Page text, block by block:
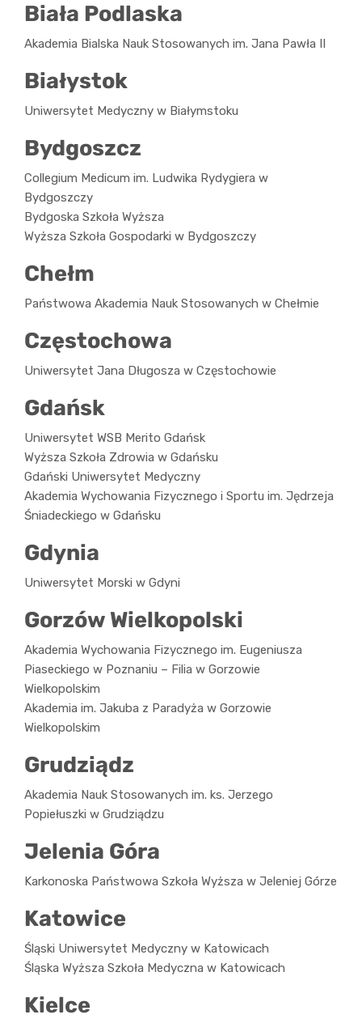
Biała Podlaska
Akademia Bialska Nauk Stosowanych im. Jana Pawła II
Białystok
Uniwersytet Medyczny w Białymstoku
Bydgoszcz
Collegium Medicum im. Ludwika Rydygiera w
Bydgoszczy
Bydgoska Szkoła Wyższa
Wyższa Szkoła Gospodarki w Bydgoszczy
Chełm
Państwowa Akademia Nauk Stosowanych w Chełmie
Częstochowa
Uniwersytet Jana Długosza w Częstochowie
Gdańsk
Uniwersytet WSB Merito Gdańsk
Wyższa Szkoła Zdrowia w Gdańsku
Gdański Uniwersytet Medyczny
Akademia Wychowania Fizycznego i Sportu im. Jędrzeja
Śniadeckiego w Gdańsku
Gdynia
Uniwersytet Morski w Gdyni
Gorzów Wielkopolski
Akademia Wychowania Fizycznego im. Eugeniusza
Piaseckiego w Poznaniu – Filia w Gorzowie
Wielkopolskim
Akademia im. Jakuba z Paradyża w Gorzowie
Wielkopolskim
Grudziądz
Akademia Nauk Stosowanych im. ks. Jerzego
Popiełuszki w Grudziądzu
Jelenia Góra
Karkonoska Państwowa Szkoła Wyższa w Jeleniej Górze
Katowice
Śląski Uniwersytet Medyczny w Katowicach
Śląska Wyższa Szkoła Medyczna w Katowicach
Kielce